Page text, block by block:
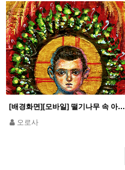
[배경화면][모바일] 떨기나무 속 아기 예수님
오로사